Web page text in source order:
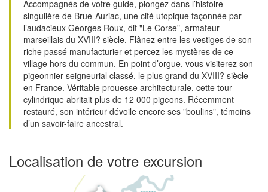
Accompagnés de votre guide, plongez dans l’histoire
singulière de Brue-Auriac, une cité utopique façonnée par
l’audacieux Georges Roux, dit "Le Corse", armateur
marseillais du XVIII? siècle. Flânez entre les vestiges de son
riche passé manufacturier et percez les mystères de ce
village hors du commun. En point d’orgue, vous visiterez son
pigeonnier seigneurial classé, le plus grand du XVIII? siècle
en France. Véritable prouesse architecturale, cette tour
cylindrique abritait plus de 12 000 pigeons. Récemment
restauré, son intérieur dévoile encore ses "boulins", témoins
d’un savoir-faire ancestral.
Localisation de votre excursion